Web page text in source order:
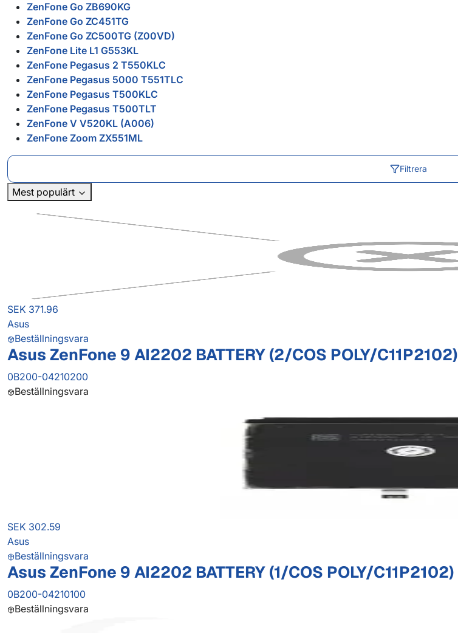
ZenFone Go ZB690KG
ZenFone Go ZC451TG
ZenFone Go ZC500TG (Z00VD)
ZenFone Lite L1 G553KL
ZenFone Pegasus 2 T550KLC
ZenFone Pegasus 5000 T551TLC
ZenFone Pegasus T500KLC
ZenFone Pegasus T500TLT
ZenFone V V520KL (A006)
ZenFone Zoom ZX551ML
Filtrera
Mest populärt
SEK 371.96
Asus
Beställningsvara
Asus ZenFone 9 AI2202 BATTERY (2/COS POLY/C11P2102)
0B200-04210200
Beställningsvara
SEK 302.59
Asus
Beställningsvara
Asus ZenFone 9 AI2202 BATTERY (1/COS POLY/C11P2102)
0B200-04210100
Beställningsvara